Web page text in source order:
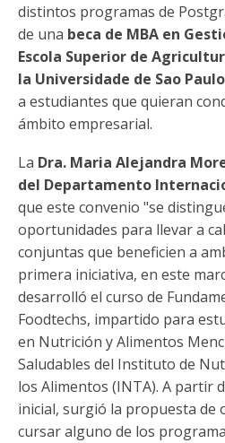
distintos programas de
de una beca de MBA en
Escola Superior de
la Universidade de Sao Paulo
a estudiantes que quieran
ámbito empresarial.
La Dra. Maria Alejandra
del Departamento
que este convenio "se
oportunidades para llevar a
conjuntas que beneficien a
primera iniciativa, en este
desarrolló el curso de
Foodtechs, impartido para
en Nutrición y Alimentos
Saludables del Instituto de
los Alimentos (INTA). A partir
inicial, surgió la propuesta de
cursar alguno de los